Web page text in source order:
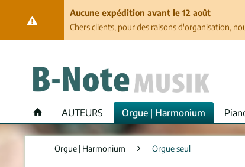
Aucune expédition avant le 12 août
Chers clients, pour des raisons d'organisation,
AUTEURS Orgue | Harmonium
Orgue | Harmonium Orgue seul